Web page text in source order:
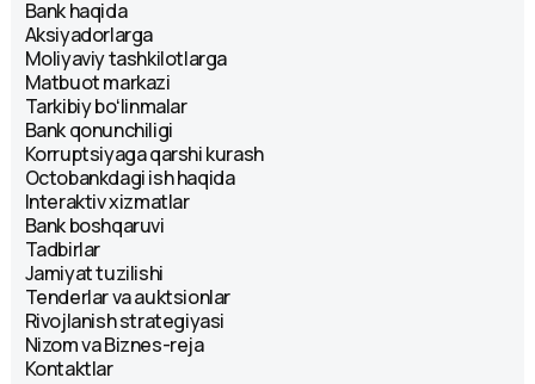
Bank haqida
Aksiyadorlarga
Moliyaviy tashkilotlarga
Matbuot markazi
Tarkibiy boʻlinmalar
Bank qonunchiligi
Korruptsiyaga qarshi kurash
Octobankdagi ish haqida
Interaktiv xizmatlar
Bank boshqaruvi
Tadbirlar
Jamiyat tuzilishi
Tenderlar va auktsionlar
Rivojlanish strategiyasi
Nizom va Biznes-reja
Kontaktlar